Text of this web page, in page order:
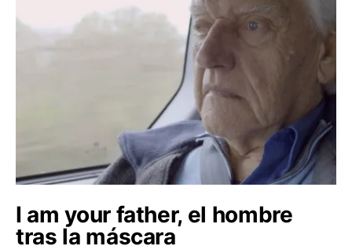
I am your father, el hombre
tras la máscara